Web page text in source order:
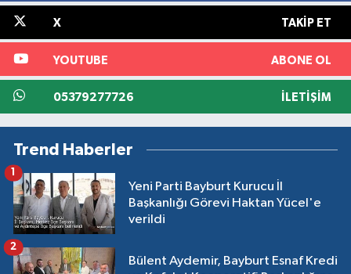
X TAKIP ET
YOUTUBE ABONE OL
05379277726 İLETIŞIM
Trend Haberler
Yeni Parti Bayburt Kurucu İl
Başkanlığı Görevi Haktan Yücel'e
verildi
1
Bülent Aydemir, Bayburt Esnaf Kredi
2